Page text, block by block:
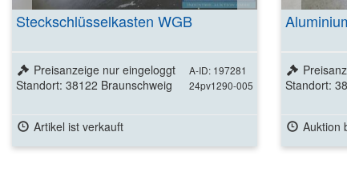
Steckschlüsselkasten WGB
A-ID: 197281
24pv1290-005
Preisanzeige nur eingeloggt
Standort: 38122 Braunschweig
Artikel ist verkauft
Standort:
Auktion